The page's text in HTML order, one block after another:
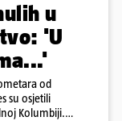
u
'U
od
su osjetili
Kolumbiji.